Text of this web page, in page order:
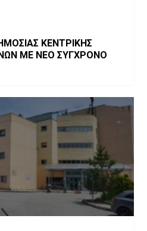
ΚΕΝΤΡΙΚΗΣ
ΜΕ ΝΕΟ ΣΥΓΧΡΟΝΟ